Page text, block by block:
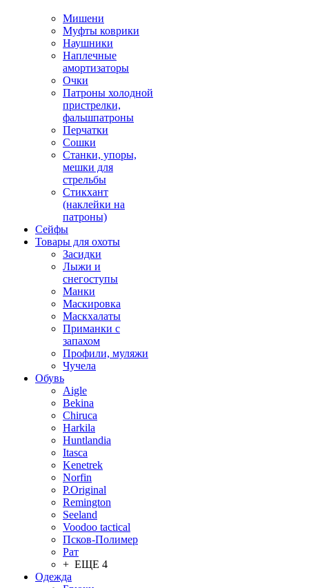
Мишени
Муфты коврики
Наушники
Наплечные
амортизаторы
Очки
Патроны холодной
пристрелки,
фальшпатроны
Перчатки
Сошки
Станки, упоры,
мешки для
стрельбы
Стикхант
(наклейки на
патроны)
Сейфы
Товары для охоты
Засидки
Лыжи и
снегоступы
Манки
Маскировка
Маскхалаты
Приманки с
запахом
Профили, муляжи
Чучела
Обувь
Aigle
Bekina
Chiruсa
Harkila
Huntlandia
Itasca
Kenetrek
Norfin
P.Original
Remington
Seeland
Voodoo tactical
Псков-Полимер
Рат
+ ЕЩЕ 4
Одежда